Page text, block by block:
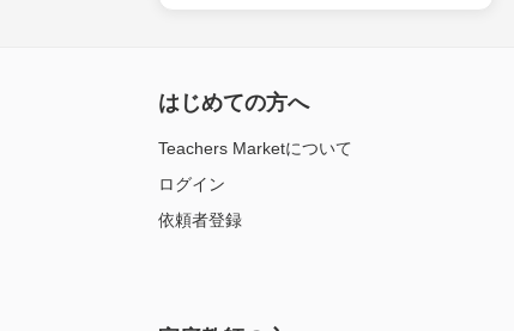
はじめての方へ
Teachers Marketについて
ログイン
依頼者登録